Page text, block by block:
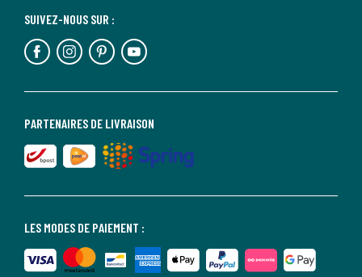
LES MODES DE PAIEMENT :
PARTENAIRES DE LIVRAISON
SUIVEZ-NOUS SUR :